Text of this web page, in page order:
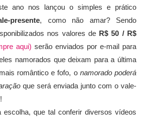
ano nos lançou o simples e prático
presente, como não amar? Sendo
nos valores deR$ 50 / R$
aqui) serão enviados por e-mail para
namorados que deixam para a última
romântico e fofo, o namorado poderá
que será enviada junto com o vale-
escolha, que tal conferir diversos vídeos